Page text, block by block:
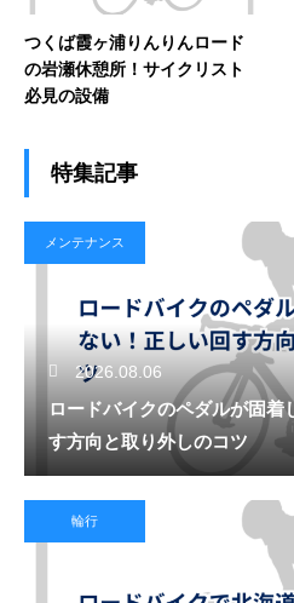
つくば霞ヶ浦りんりんロード
の岩瀬休憩所！サイクリスト
必見の設備
特集記事
メンテナンス
2026.08.06
ロードバイクのペダルが固着
す方向と取り外しのコツ
輪行